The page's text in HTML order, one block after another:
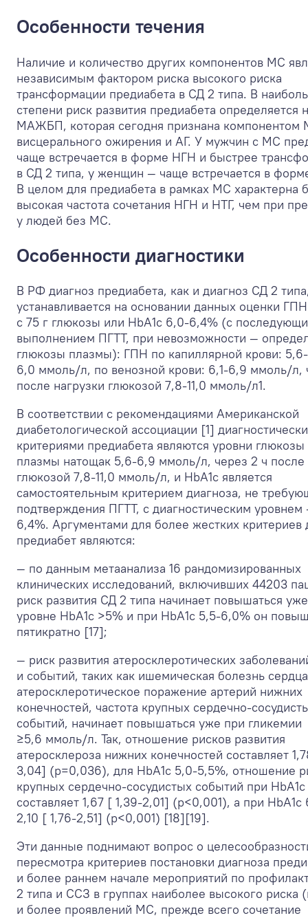
Особенности течения
Наличие и количество других компонентов МС
независимым фактором риска высокого риска
трансформации предиабета в СД 2 типа. В
степени риск развития предиабета определяется
МАЖБП, которая сегодня признана компонентом
висцерального ожирения и АГ. У мужчин с МС
чаще встречается в форме НГН и быстрее
в СД 2 типа, у женщин — чаще встречается в
В целом для предиабета в рамках МС характерна
высокая частота сочетания НГН и НТГ, чем при
у людей без МС.
Особенности диагностики
В РФ диагноз предиабета, как и диагноз СД 2
устанавливается на основании данных оценки
с 75 г глюкозы или HbA1с 6,0-6,4% (с
выполнением ПГТТ, при невозможности —
глюкозы плазмы): ГПН по капиллярной крови: 5,6-
6,0 ммоль/л, по венозной крови: 6,1-6,9 ммоль/л,
поcлe нaгрyзки глюкозой 7,8-11,0 ммоль/л1.
В соответствии с рекомендациями Американской
диабетологической ассоциации [1]
критериями предиабета являются уровни
плазмы натощак 5,6-6,9 ммоль/л, чeрeз 2 ч поcлe
глюкозой 7,8-11,0 ммоль/л, и HbA1с является
самостоятельным критерием диагноза, не
подтверждения ПГТТ, с диагностическим
6,4%. Аргументами для более жестких критериев
предиабет являются:
— по данным метаанализа 16 рандомизированных
клинических исследований, включивших 44203
риск развития СД 2 типа начинает повышаться
уровне HbA1с >5% и при HbA1с 5,5-6,0% он
пятикратно [17];
— риск развития атеросклеротических
и событий, таких как ишемическая болезнь
атеросклеротическое поражение артерий нижних
конечностей, частота крупных сердечно-
событий, начинает повышаться уже при гликемии
≥5,6 ммоль/л. Так, отношение рисков развития
атеросклероза нижних конечностей составляет
3,04] (p=0,036), для HbA1c 5,0-5,5%, отношение
крупных сердечно-сосудистых событий при HbA1c
составляет 1,67 [ 1,39-2,01] (p<0,001), а при HbA1c
2,10 [ 1,76-2,51] (p<0,001) [18][19].
Эти данные поднимают вопрос о
пересмотра критериев постановки диагноза
и более раннем начале мероприятий по
2 типа и ССЗ в группах наиболее высокого
и более проявлений МС, прежде всего сочетание